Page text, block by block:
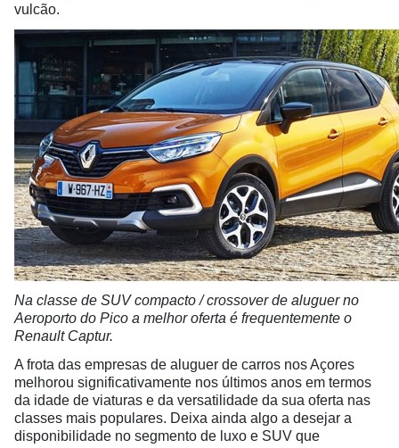
vulcão.
Na classe de SUV compacto / crossover de aluguer no
Aeroporto do Pico a melhor oferta é frequentemente o
Renault Captur.
A frota das empresas de aluguer de carros nos Açores
melhorou significativamente nos últimos anos em termos
da idade de viaturas e da versatilidade da sua oferta nas
classes mais populares. Deixa ainda algo a desejar a
disponibilidade no segmento de luxo e SUV que